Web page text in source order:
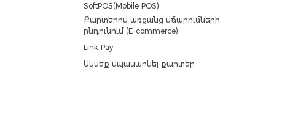
SoftPOS(Mobile POS)
Քարտերով առցանց վճարումների
ընդունում (E-commerce)
Link Pay
Սկսեք սպասարկել քարտեր